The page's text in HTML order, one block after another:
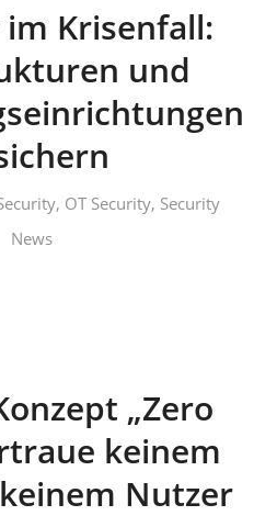
Krisenfall:
und
, OT Security, Security
News
„Zero
keinem
Nutzer